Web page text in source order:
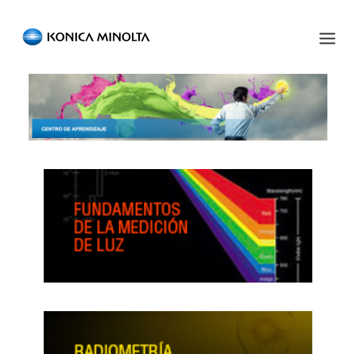
ENGLISH ESPAÑOL PORTUGUESE
INICIO
INDUSTRIA